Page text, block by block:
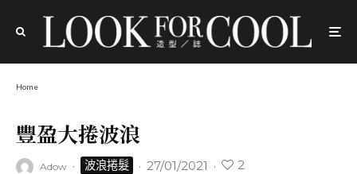
Home
豐盈大捲波浪
Adow · 波浪捲髮 · 27/01/2021 · 2